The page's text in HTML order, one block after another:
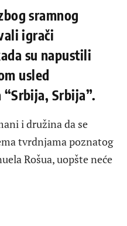
sramnog
igrači
su napustili
usled
Srbija”.
i družina da se
tvrdnjama poznatog
Rošua, uopšte neće